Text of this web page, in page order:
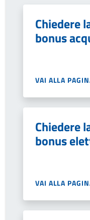
Chiedere
bonus
VAI ALLA
Chiedere
bonus
VAI ALLA